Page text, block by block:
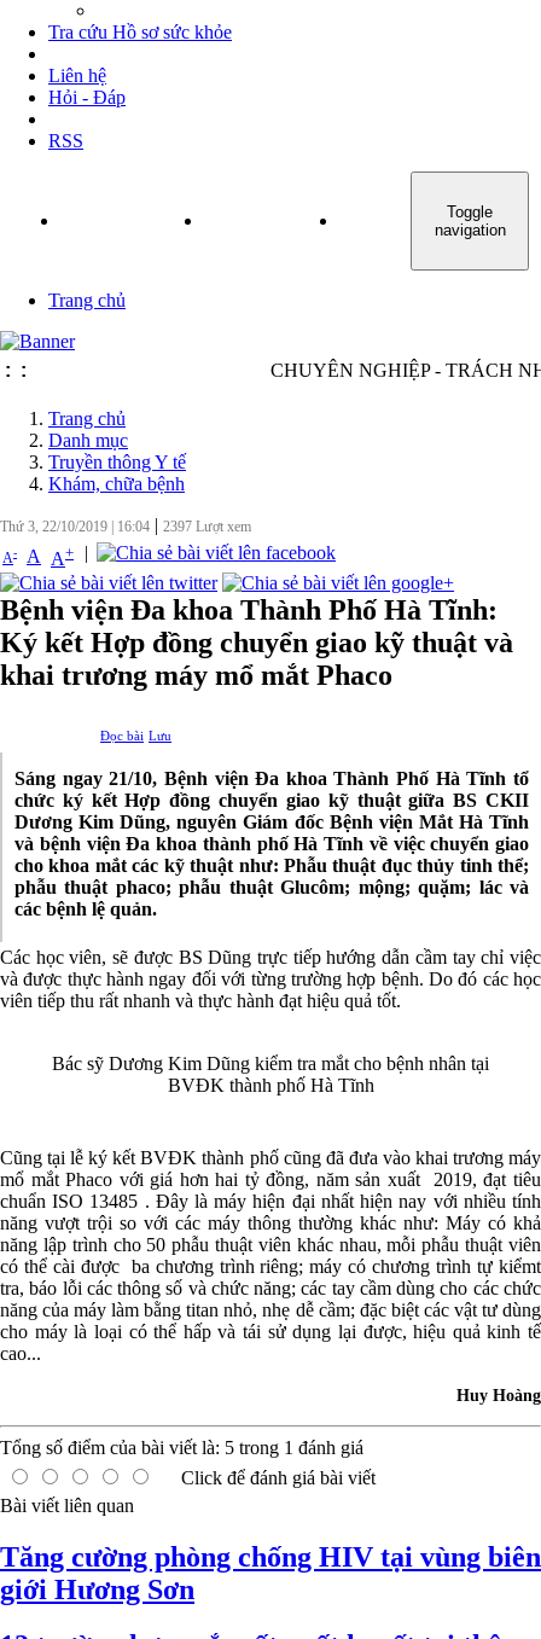
Tra cứu Hồ sơ sức khỏe
Liên hệ
Hỏi - Đáp
RSS
TIN TỨC - SỰ KIỆN
Toggle
navigation
Trang chủ
: : CHUYÊN NGHIỆP - TRÁCH
Trang chủ
Danh mục
Truyền thông Y tế
Khám, chữa bệnh
Thứ 3, 22/10/2019 16:04 | 2397 Lượt xem
A- A A+ |
Bệnh viện Đa khoa Thành Phố Hà Tĩnh:
Ký kết Hợp đồng chuyển giao kỹ thuật và
khai trương máy mổ mắt Phaco
Đọc bài Lưu
Sáng ngay 21/10, Bệnh việnĐa khoa Thành Phố Hà Tĩnh tổ
chức ký kết Hợp đồng chuyển giao kỹ thuậtgiữa BS CKII
Dương Kim Dũng, nguyên Giám đốc Bệnh viện Mắt Hà Tĩnh
và bệnh viện Đa khoa thành phố Hà Tĩnh về việc chuyển giao
cho khoa mắt các kỹ thuật như: Phẫu thuật đục thủy tinh thể;
phẫu thuật phaco; phẫu thuật Glucôm; mộng; quặm; lác và
các bệnh lệ quản.
Các học viên, sẽ được BS Dũng trực tiếp hướng dẫn cầm tay chỉ việc
và được thực hành ngay đối với từng trường hợp bệnh. Do đó các học
viên tiếp thu rất nhanh và thực hành đạt hiệu quả tốt.
Bác sỹ Dương Kim Dũng kiểm tra mắt cho bệnh nhân tại
BVĐK thành phố Hà Tĩnh
Cũng tại lễ ký kết BVĐK thành phố cũng đã đưa vào khai trương máy
mổ mắt Phaco với giá hơn hai tỷ đồng, năm sản xuất 2019, đạt tiêu
chuẩn ISO 13485 . Đây là máy hiện đại nhất hiện nay với nhiều tính
năng vượt trội so với các máy thông thường khác như: Máy có khả
năng lập trình cho 50 phẫu thuật viên khác nhau, mỗi phẫu thuật viên
có thể cài được ba chương trình riêng; máy có chương trình tự kiểmt
tra, báo lỗi các thông số và chức năng; các tay cầm dùng cho các chức
năng của máy làm bằng titan nhỏ, nhẹ dễ cầm; đặc biệt các vật tư dùng
cho máy là loại có thể hấp và tái sử dụng lại được, hiệu quả kinh tế
cao...
Huy Hoàng
Tổng số điểm của bài viết là: 5 trong 1 đánh giá
Click để đánh giá bài viết
Bài viết liên quan
Tăng cường phòng chống HIV tại vùng biên
giới Hương Sơn